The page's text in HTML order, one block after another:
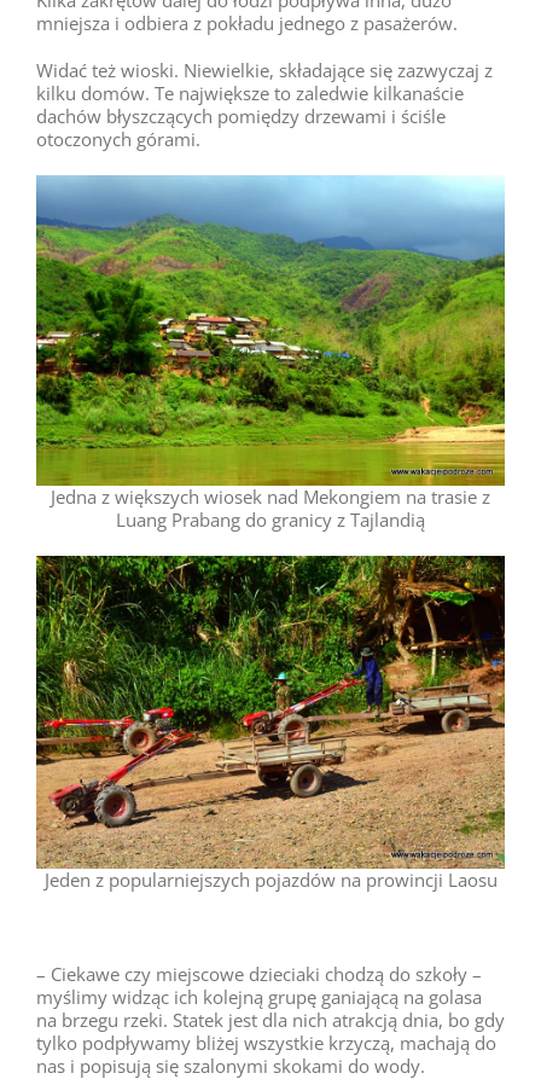
mniejsza i odbiera z pokładu jednego z pasażerów.
Widać też wioski. Niewielkie, składające się zazwyczaj z
kilku domów. Te największe to zaledwie kilkanaście
dachów błyszczących pomiędzy drzewami i ściśle
otoczonych górami.
Jedna z większych wiosek nad Mekongiem na trasie z
Luang Prabang do granicy z Tajlandią
Jeden z popularniejszych pojazdów na prowincji Laosu
– Ciekawe czy miejscowe dzieciaki chodzą do szkoły –
myślimy widząc ich kolejną grupę ganiającą na golasa
na brzegu rzeki. Statek jest dla nich atrakcją dnia, bo gdy
tylko podpływamy bliżej wszystkie krzyczą, machają do
nas i popisują się szalonymi skokami do wody.